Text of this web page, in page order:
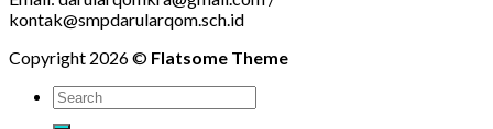
kontak@smpdarularqom.sch.id
Copyright 2026 © Flatsome Theme